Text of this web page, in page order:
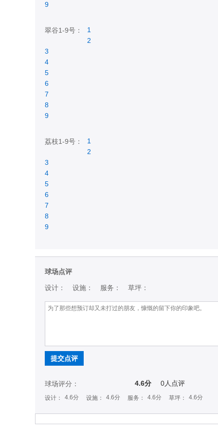
9
翠谷1-9号：
1
2
3
4
5
6
7
8
9
荔枝1-9号：
1
2
3
4
5
6
7
8
9
球场点评
设计： 设施： 服务： 草坪：
提交点评
球场评分： 4.6分 0人点评
设计： 4.6分 设施： 4.6分 服务： 4.6分 草坪： 4.6分